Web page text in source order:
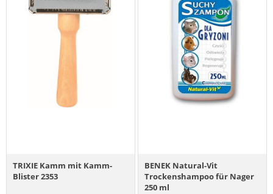
TRIXIE Kamm mit Kamm-
Blister 2353
BENEK Natural-Vit
Trockenshampoo für Nager
250 ml